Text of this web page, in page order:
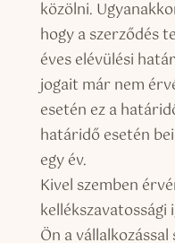
közölni.
hogy a szerződés
éves elévülési
jogait már nem
esetén ez a
határidő esetén
egy év.
Kivel szemben
kellékszavatossági
Ön a